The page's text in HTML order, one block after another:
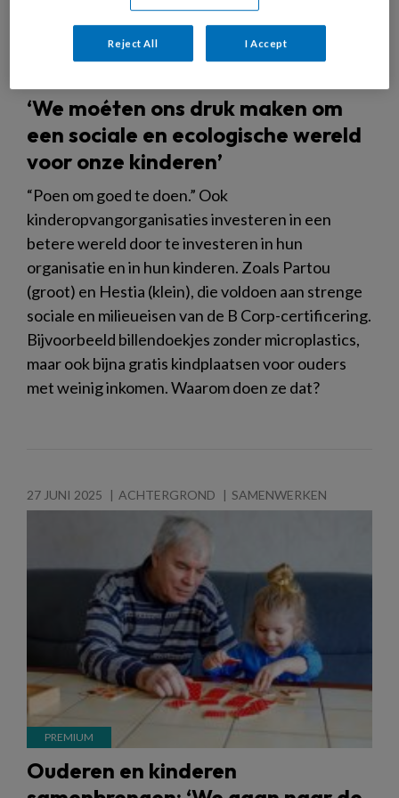
‘We moéten ons druk maken om
een sociale en ecologische wereld
voor onze kinderen’
“Poen om goed te doen.” Ook
kinderopvangorganisaties investeren in een
betere wereld door te investeren in hun
organisatie en in hun kinderen. Zoals Partou
(groot) en Hestia (klein), die voldoen aan strenge
sociale en milieueisen van de B Corp-certificering.
Bijvoorbeeld billendoekjes zonder microplastics,
maar ook bijna gratis kindplaatsen voor ouders
met weinig inkomen. Waarom doen ze dat?
27 JUNI 2025 ACHTERGROND SAMENWERKEN
Ouderen en kinderen
Reject All I Accept